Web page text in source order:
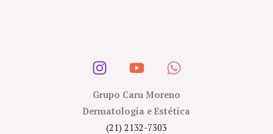
Grupo Caru Moreno
Dermatologia e Estética
(21) 2132-7303